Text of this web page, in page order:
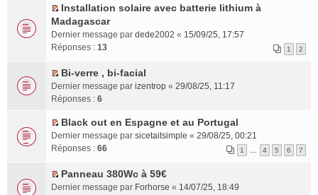
té
c
e
p
l
u
é
c
n
t
n
l
u
l
p
l
u
é
c
n
t
g
e
n
o
u
l
p
l
u
é
e
s
s
a
e
n
o
u
l
p
l
e
r
l
e
e
s
s
g
e
n
n
l
s
u
l
t
l
e
e
s
s
g
e
C
o
n
u
t
l
e
e
s
Installation solaire avec batterie lithium à
Madagascar
Dernier message par dede2002 « 15/09/25, 17:57
Réponses : 13 1 2
C
o
s
u
l
e
r
Bi-verre , bi-facial
Dernier message par izentrop « 29/08/25, 11:17
Réponses : 6
C
o
s
u
Black out en Espagne et au Portugal
Dernier message par sicetaitsimple « 29/08/25, 00:21
Réponses : 66 1 4 5 6 7
C
Panneau 380Wc à 59€
Dernier message par Forhorse « 14/07/25, 18:49